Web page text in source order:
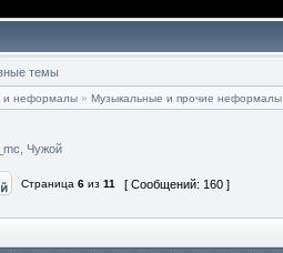
темы
и неформалы » Музыкальные и прочие неформалы
Чужой
Страница 6 из 11 [ Сообщений: 160 ]